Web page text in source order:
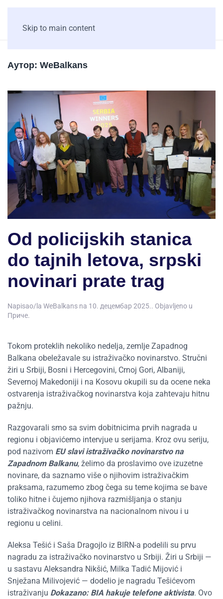
Skip to main content
Аутор: WeBalkans
Od policijskih stanica
do tajnih letova, srpski
novinari prate trag
Napisao/la WeBalkans na 10. децембар 2025.. Objavljeno u
Приче.
Tokom proteklih nekoliko nedelja, zemlje Zapadnog
Balkana obeležavale su istraživačko novinarstvo. Stručni
žiri u Srbiji, Bosni i Hercegovini, Crnoj Gori, Albaniji,
Severnoj Makedoniji i na Kosovu okupili su da ocene neka
ostvarenja istraživačkog novinarstva koja zahtevaju hitnu
pažnju.
Razgovarali smo sa svim dobitnicima prvih nagrada u
regionu i objavićemo intervjue u serijama. Kroz ovu seriju,
pod nazivom EU slavi istraživačko novinarstvo na
Zapadnom Balkanu, želimo da proslavimo ove izuzetne
novinare, da saznamo više o njihovim istraživačkim
praksama, razumemo zbog čega su teme kojima se bave
toliko hitne i čujemo njihova razmišljanja o stanju
istraživačkog novinarstva na nacionalnom nivou i u
regionu u celini.
Aleksa Tešić i Saša Dragojlo iz BIRN-a podelili su prvu
nagradu za istraživačko novinarstvo u Srbiji. Žiri u Srbiji —
u sastavu Aleksandra Nikšić, Milka Tadić Mijović i
Snježana Milivojević — dodelio je nagradu Tešićevom
istraživanju Dokazano: BIA hakuje telefone aktivista. Ovo